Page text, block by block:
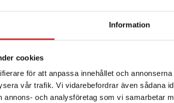
Information
cookies
för att anpassa innehållet och
vår trafik. Vi vidarebefordrar även sådana
annons- och analysföretag som vi samarbetar
175 krinkl. moms
Alvesson, M -
En omfattande